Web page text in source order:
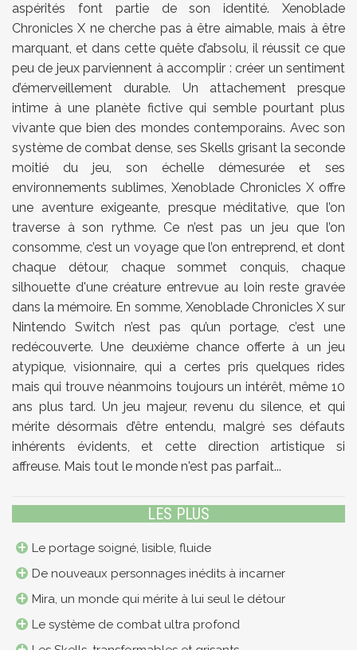
aspérités font partie de son identité. Xenoblade
Chronicles X ne cherche pas à être aimable, mais à être
marquant, et dans cette quête d’absolu, il réussit ce que
peu de jeux parviennent à accomplir : créer un sentiment
d’émerveillement durable. Un attachement presque
intime à une planète fictive qui semble pourtant plus
vivante que bien des mondes contemporains. Avec son
système de combat dense, ses Skells grisant la seconde
moitié du jeu, son échelle démesurée et ses
environnements sublimes, Xenoblade Chronicles X offre
une aventure exigeante, presque méditative, que l’on
traverse à son rythme. Ce n’est pas un jeu que l’on
consomme, c’est un voyage que l’on entreprend, et dont
chaque détour, chaque sommet conquis, chaque
silhouette d'une créature entrevue au loin reste gravée
dans la mémoire. En somme, Xenoblade Chronicles X sur
Nintendo Switch n’est pas qu’un portage, c’est une
redécouverte. Une deuxième chance offerte à un jeu
atypique, visionnaire, qui a certes pris quelques rides
mais qui trouve néanmoins toujours un intérêt, même 10
ans plus tard. Un jeu majeur, revenu du silence, et qui
mérite désormais d’être entendu, malgré ses défauts
inhérents évidents, et cette direction artistique si
affreuse. Mais tout le monde n'est pas parfait...
LES PLUS
Le portage soigné, lisible, fluide
De nouveaux personnages inédits à incarner
Mira, un monde qui mérite à lui seul le détour
Le système de combat ultra profond